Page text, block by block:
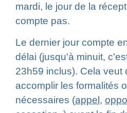
mardi, le jour de la
compte pas.
Le dernier jour compte
délai (jusqu'à minuit,
23h59 inclus). Cela veut
accomplir les formalités
nécessaires (appel,